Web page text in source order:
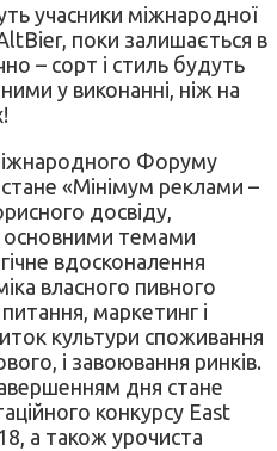
учасники міжнародної
поки залишається в
– сорт і стиль будуть
у виконанні, ніж на
Форуму
стане «Мінімум реклами –
досвіду,
основними темами
вдосконалення
власного пивного
маркетинг і
культури споживання
і завоювання ринків.
дня стане
конкурсу East
а також урочиста